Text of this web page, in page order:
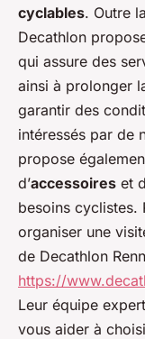
cyclables. Outre
Decathlon
qui assure des
ainsi à prolonger
garantir des
intéressés par de
propose
d’accessoires et
besoins cyclistes.
organiser une
de Decathlon
https://
Leur équipe
vous aider à